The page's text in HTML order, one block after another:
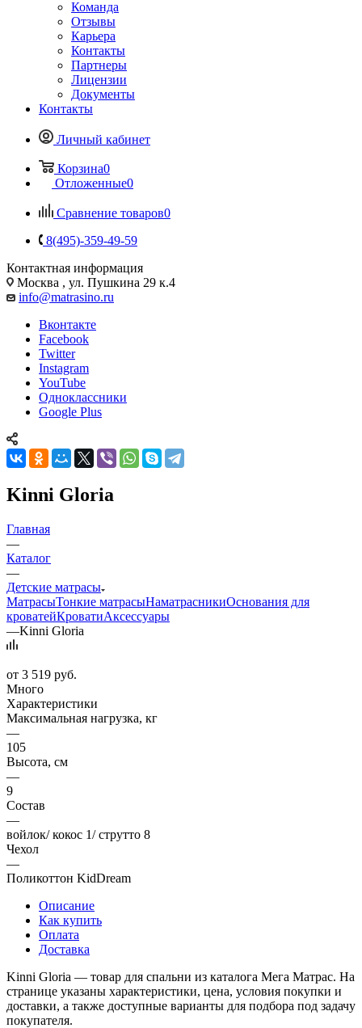
Команда
Отзывы
Карьера
Контакты
Партнеры
Лицензии
Документы
Контакты
Личный кабинет
Корзина0
Отложенные0
Сравнение товаров0
8(495)-359-49-59
Контактная информация
Москва , ул. Пушкина 29 к.4
info@matrasino.ru
Вконтакте
Facebook
Twitter
Instagram
YouTube
Одноклассники
Google Plus
Kinni Gloria
Главная
—
Каталог
—
Детские матрасы
МатрасыТонкие матрасыНаматрасникиОснования для
кроватейКроватиАксессуары
—Kinni Gloria
от 3 519 руб.
Много
Характеристики
Максимальная нагрузка, кг
—
105
Высота, см
—
9
Состав
—
войлок/ кокос 1/ струтто 8
Чехол
—
Поликоттон KidDream
Описание
Как купить
Оплата
Доставка
Kinni Gloria — товар для спальни из каталога Мега Матрас. На
странице указаны характеристики, цена, условия покупки и
доставки, а также доступные варианты для подбора под задачу
покупателя.